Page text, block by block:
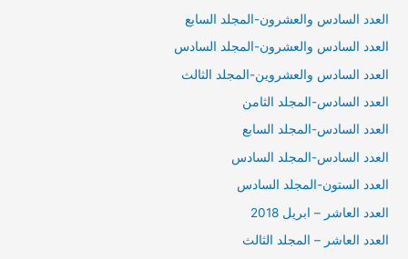
العدد السادس والعشرون-المجلد السابع
العدد السادس والعشرون-المجلد السادس
العدد السادس والعشروين-المجلد الثالث
العدد السادس-المجلد الثامن
العدد السادس-المجلد السابع
العدد السادس-المجلد السادس
العدد الستون-المجلد السادس
العدد العاشر – ابريل 2018
العدد العاشر – المجلد الثالث